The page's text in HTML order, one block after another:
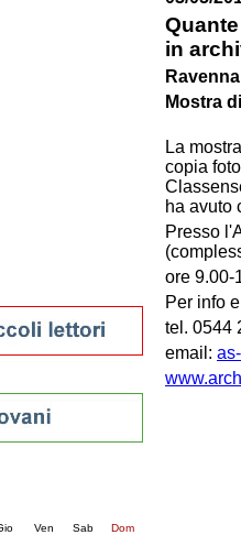
in
Mostra
La
copia
ha avuto
Presso
ore 9.00-
Per info
tel. 0544
email:
Ven Sab
Dom